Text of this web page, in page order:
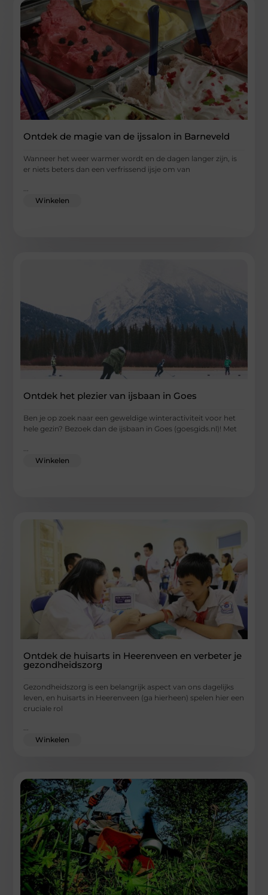
Ontdek de magie van de ijssalon in Barneveld
Wanneer het weer warmer wordt en de dagen langer zijn, is
er niets beters dan een verfrissend ijsje om van
...
Winkelen
Ontdek het plezier van ijsbaan in Goes
Ben je op zoek naar een geweldige winteractiviteit voor het
hele gezin? Bezoek dan de ijsbaan in Goes (goesgids.nl)! Met
Winkelen
Ontdek de huisarts in Heerenveen en verbeter je
gezondheidszorg
Gezondheidszorg is een belangrijk aspect van ons dagelijks
leven, en huisarts in Heerenveen (ga hierheen) spelen hier een
cruciale rol
...
Winkelen